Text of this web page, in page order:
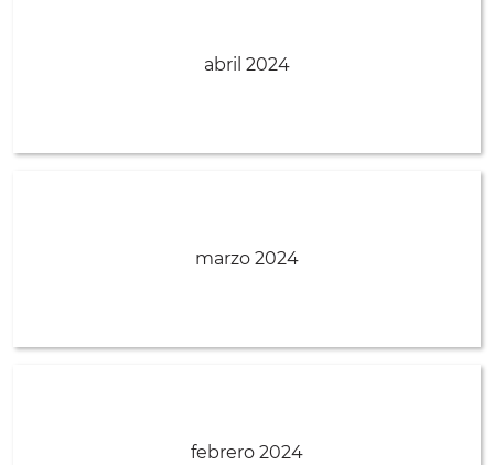
abril 2024
marzo 2024
febrero 2024